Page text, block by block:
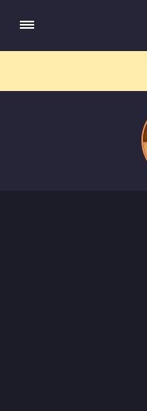
do
Mundo